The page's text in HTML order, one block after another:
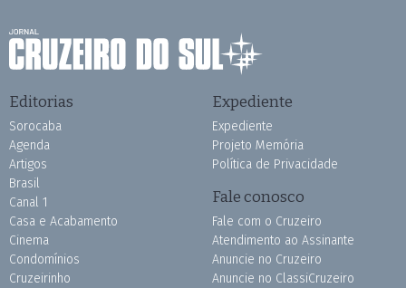
Editorias
Sorocaba
Agenda
Artigos
Brasil
Canal 1
Casa e Acabamento
Cinema
Condomínios
Cruzeirinho
Expediente
Expediente
Projeto Memória
Política de Privacidade
Fale conosco
Fale com o Cruzeiro
Atendimento ao Assinante
Anuncie no Cruzeiro
Anuncie no ClassiCruzeiro